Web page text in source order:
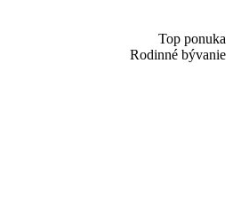
Top ponuka
Rodinné bývanie